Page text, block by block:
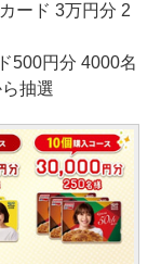
ード 3万円分 2
500円分 4000名
抽選